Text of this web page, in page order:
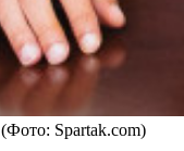
(Фото: Spartak.com)